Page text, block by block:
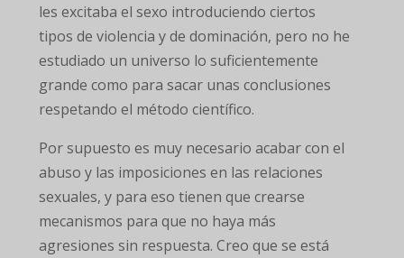
les excitaba el sexo introduciendo ciertos
tipos de violencia y de dominación, pero no he
estudiado un universo lo suficientemente
grande como para sacar unas conclusiones
respetando el método científico.
Por supuesto es muy necesario acabar con el
abuso y las imposiciones en las relaciones
sexuales, y para eso tienen que crearse
mecanismos para que no haya más
agresiones sin respuesta. Creo que se está